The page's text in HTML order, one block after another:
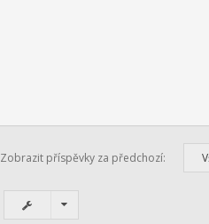
Zobrazit příspěvky za předchozí: